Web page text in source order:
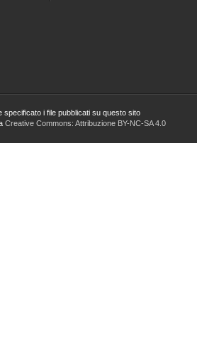
specificato i file pubblicati su questo sito
Creative Commons: Attribuzione BY-NC-SA 4.0